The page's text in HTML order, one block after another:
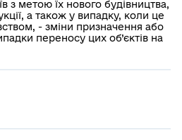
з метою їх нового будівництва,
а також у випадку, коли це
- зміни призначення або
переносу цих об’єктів на